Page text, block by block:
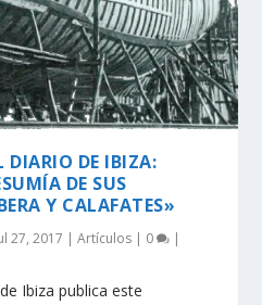
DIARIO DE IBIZA:
DE SUS
Y CALAFATES»
27, 2017 |Artículos | 0 |
Ibiza publica este